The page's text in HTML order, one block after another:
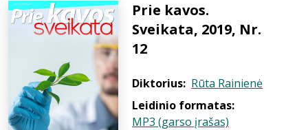
Prie kavos.
Sveikata, 2019, Nr.
12
Diktorius: Rūta Rainienė
Leidinio formatas:
MP3 (garso įrašas)